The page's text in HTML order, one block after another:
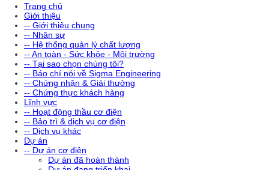
Trang chủ
Giới thiệu
-- Giới thiệu chung
-- Nhân sự
-- Hệ thống quản lý chất lượng
-- An toàn - Sức khỏe - Môi trường
-- Tại sao chọn chúng tôi?
-- Báo chí nói về Sigma Engineering
-- Chứng nhận & Giải thưởng
-- Chứng thực khách hàng
Lĩnh vực
-- Hoạt động thầu cơ điện
-- Bảo trì & dịch vụ cơ điện
-- Dịch vụ khác
Dự án
-- Dự án cơ điện
Dự án đã hoàn thành